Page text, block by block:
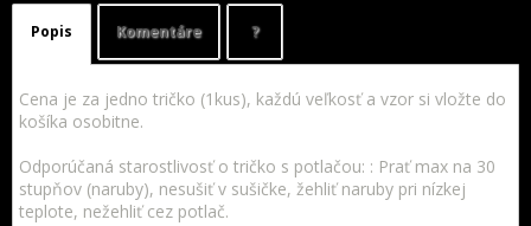
Popis Komentáre ?
Cena je za jedno tričko (1kus), každú veľkosť a vzor si vložte do
košíka osobitne.
Odporúčaná starostlivosť o tričko s potlačou: : Prať max na 30
stupňov (naruby), nesušiť v sušičke, žehliť naruby pri nízkej
teplote, nežehliť cez potlač.